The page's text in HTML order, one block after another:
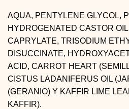
AQUA, PENTYLENE GLYCOL,
HYDROGENATED CASTOR
CAPRYLATE, TRISODIUM
DISUCCINATE,
ACID, CARROT HEART
CISTUS LADANIFERUS OIL
(GERANIO) Y KAFFIR LIME
KAFFIR).